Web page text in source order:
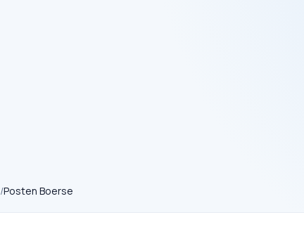
/Posten Boerse